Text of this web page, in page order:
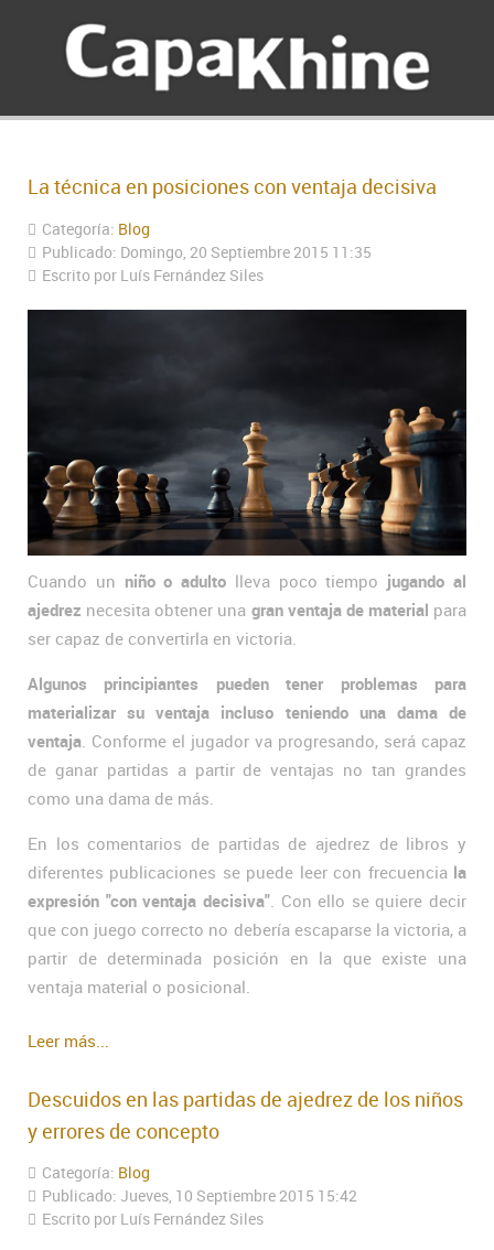
La técnica en posiciones con ventaja decisiva
Categoría: Blog
Publicado: Domingo, 20 Septiembre 2015 11:35
Escrito por Luís Fernández Siles
Cuando un niño o adulto lleva poco tiempo jugando al
ajedrez necesita obtener una gran ventaja de material para
ser capaz de convertirla en victoria.
Algunos principiantes pueden tener problemas para
materializar su ventaja incluso teniendo una dama de
ventaja. Conforme el jugador va progresando, será capaz
de ganar partidas a partir de ventajas no tan grandes
como una dama de más.
En los comentarios de partidas de ajedrez de libros y
diferentes publicaciones se puede leer con frecuenciala
expresión "con ventaja decisiva". Con ello se quiere decir
que con juego correcto no debería escaparse la victoria, a
partir de determinada posición en la que existe una
ventaja material o posicional.
Leer más...
Descuidos en las partidas de ajedrez de los niños
y errores de concepto
Categoría: Blog
Publicado: Jueves, 10 Septiembre 2015 15:42
Escrito por Luís Fernández Siles